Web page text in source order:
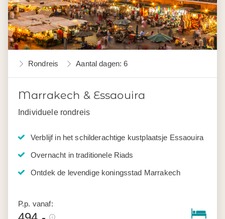
Rondreis Aantal dagen: 6
Marrakech & Essaouira
Individuele rondreis
Verblijf in het schilderachtige kustplaatsje Essaouira
Overnacht in traditionele Riads
Ontdek de levendige koningsstad Marrakech
P.p. vanaf: